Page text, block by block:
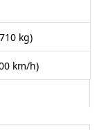
kg)
km/h)